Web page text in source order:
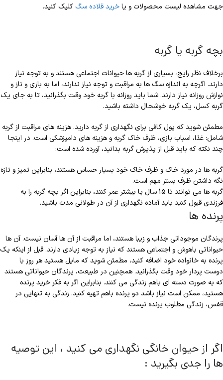
جهت مشاهده لیست محصولات و یاخرید قلاده سگ کلیک کنید.
بچه گربه یا گربه
برخلاف نظر رایج، بسیاری از گربه ها حیوانات اجتماعی هستند و به توجه نیاز
دارند. اگرچه به اندازه سگ ها به مراقبت و توجه نیاز ندارند، اما به بازی و ناز و
نوازش روزانه نیاز دارند. شما باید روزانه با گربه خود وقت بگذرانید، تا به جای یک
گربه کسل، یک گربه خوشحال داشته باشید.
مطمئن شوید که پول کافی برای نگهداری از گربه دارید. هزینه های مراقبت از گربه
شامل: غذا، اسباب بازی، ظرف خاک گربه و هزینه های دامپزشکی است. در اینجا
چند نکته که باید قبل از پذیرش گربه بدانید، آورده شده است:
گربه ها در مورد خاک و ظرف خاک خود بسیار حساس هستند، بنابراین تمیز و تازه
نگه داشتن ظرف بستر مهم است.
گربه ها می توانند تا 15 سال یا بیشتر عمر کنند، بنابراین اگر بچه گربه را به
فرزندی قبول کنید باید آماده نگهداری از آن در طولانی مدت باشید.
پرنده ها
پرندگان موجوداتی جذاب و زیبا هستند، اما مراقبت از آن ها آسان نیست. آن ها
حیواناتی باهوش و اجتماعی هستند که نیاز به توجه زیادی دارند. قبل از اینکه یک
پرنده به خانواده خود اضافه کنید، مطمئن شوید که مایل هستید هر روز با
دوست پردار خود وقت بگذرانید. همچنین در طبیعت، پرندگان حیواناتی هستند
که به صورت دسته ای باهم زندگی می کنند. بنابراین اگر به فکر خرید پرنده
هستید، ممکن است نیاز باشد دو پرنده باهم تهیه کنید. زندگی به تنهایی در
قفس، زندگی مطلوب پرنده نیست.
اگر از حیوان خانگی نگهداری می کنید ، این توصیه
ها را جدی بگیرید :